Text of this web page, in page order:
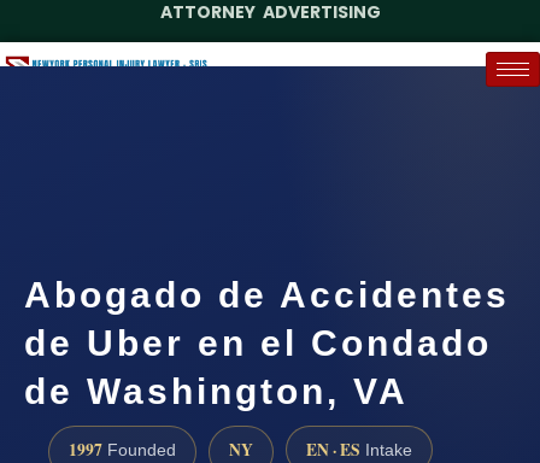
ATTORNEY ADVERTISING
Abogado de Accidentes
de Uber en el Condado
de Washington, VA
1997 Founded NY EN · ES Intake